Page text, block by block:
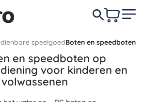
speelgoedBoten en speedboten
en speedboten op
voor kinderen en
volwassenen